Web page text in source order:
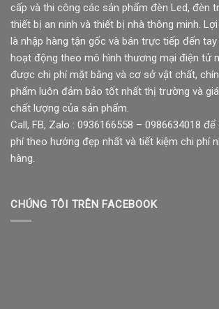
cấp và thi công các sản phẩm đèn Led, đèn
thiết bị an ninh và thiết bị nhà thông minh.
là nhập hàng tận gốc và bán trực tiếp đến
hoạt động theo mô hình thương mại điện tử
được chi phí mặt bằng và cơ sở vật chất,
phẩm luôn đảm bảo tốt nhất thị trường và
chất lượng của sản phẩm.
Call, FB, Zalo : 0936166558 – 0986634018
phí theo hướng đẹp nhất và tiết kiệm chi phí
hàng.
CHÚNG TÔI TRÊN FACEBOOK